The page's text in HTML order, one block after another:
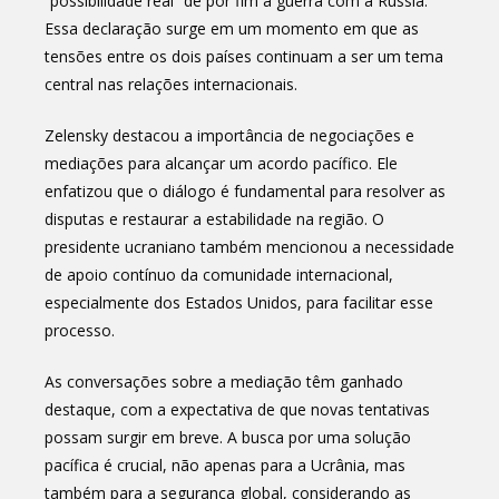
Essa declaração surge em um momento em que as
tensões entre os dois países continuam a ser um tema
central nas relações internacionais.
Zelensky destacou a importância de negociações e
mediações para alcançar um acordo pacífico. Ele
enfatizou que o diálogo é fundamental para resolver as
disputas e restaurar a estabilidade na região. O
presidente ucraniano também mencionou a necessidade
de apoio contínuo da comunidade internacional,
especialmente dos Estados Unidos, para facilitar esse
processo.
As conversações sobre a mediação têm ganhado
destaque, com a expectativa de que novas tentativas
possam surgir em breve. A busca por uma solução
pacífica é crucial, não apenas para a Ucrânia, mas
também para a segurança global, considerando as